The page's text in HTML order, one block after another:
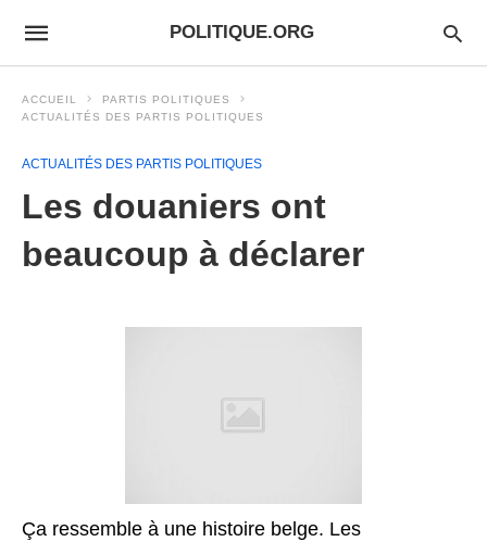
POLITIQUE.ORG
ACCUEIL
PARTIS POLITIQUES
ACTUALITÉS DES PARTIS POLITIQUES
ACTUALITÉS DES PARTIS POLITIQUES
Les douaniers ont
beaucoup à déclarer
Ça ressemble à une histoire belge. Les